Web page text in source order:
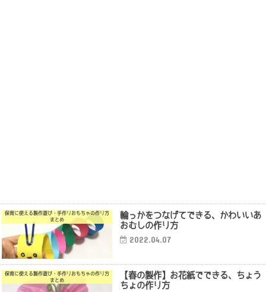
保育に使える製作遊び・手作りおもちゃの作り方
まとめ
輪っかをつなげてできる、かわいいあ
おむしの作り方
2022.04.07
保育に使える製作遊び・手作りおもちゃの作り方
まとめ
【春の製作】お花紙でできる、ちょう
ちょの作り方